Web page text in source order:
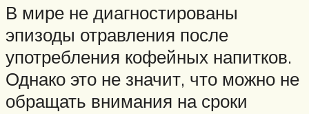
В мире не диагностированы
эпизоды отравления после
употребления кофейных напитков.
Однако это не значит, что можно не
обращать внимания на сроки